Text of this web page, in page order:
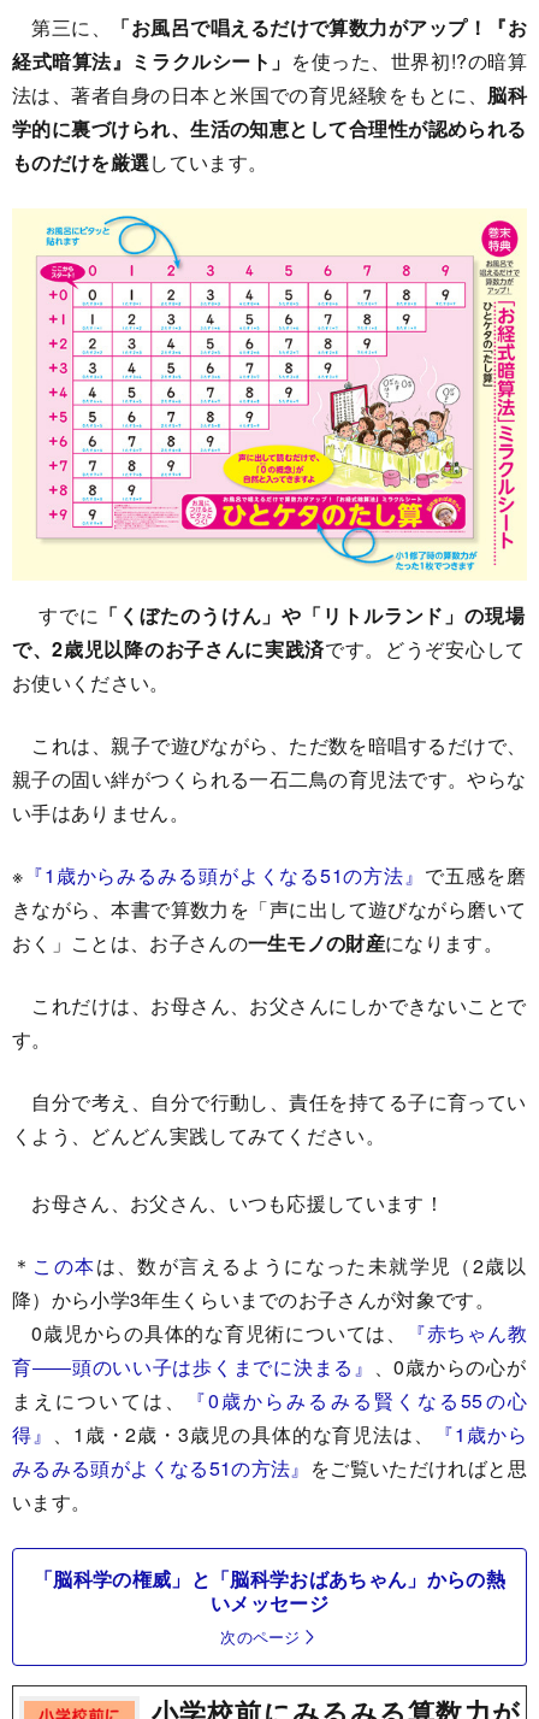
第三に、
「お風呂で唱えるだけで算数力がアップ！『お
経式暗算法』ミラクルシート」 を使った、世界初!?の暗算
法は、著者自身の日本と米国での育児経験をもとに、 脳科
学的に裏づけられ、生活の知恵として合理性が認められる
ものだけを厳選しています。
すでに 「くぼたのうけん」や「リトルランド」の現場
で、2歳児以降のお子さんに実践済です。どうぞ安心して
お使いください。
これは、親子で遊びながら、ただ数を暗唱するだけで、
親子の固い絆がつくられる一石二鳥の育児法です。やらな
い手はありません。
※ 『1歳からみるみる頭がよくなる51の方法』 で五感を磨
きながら、本書で算数力を「声に出して遊びながら磨いて
おく」ことは、お子さんの一生モノの財産になります。
これだけは、お母さん、お父さんにしかできないことで
す。
自分で考え、自分で行動し、責任を持てる子に育ってい
くよう、どんどん実践してみてください。
お母さん、お父さん、いつも応援しています！
＊ この本は、数が言えるようになった未就学児（2歳以
降）から小学3年生くらいまでのお子さんが対象です。
0歳児からの具体的な育児術については、
『赤ちゃん教
育――頭のいい子は歩くまでに決まる』 、0歳からの心が
まえについては、
『0歳からみるみる賢くなる55の心
得』 、1歳・2歳・3歳児の具体的な育児法は、
『1歳から
みるみる頭がよくなる51の方法』 をご覧いただければと思
います。
「脳科学の権威」と「脳科学おばあちゃん」からの熱
いメッセージ
次のページ